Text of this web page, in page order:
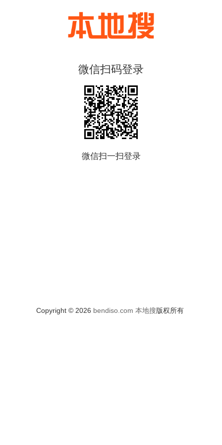
微信扫码登录
微信扫一扫登录
Copyright © 2026 bendiso.com 本地搜版权所有